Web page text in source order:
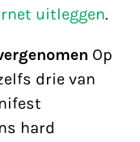
uitleggen.
Op
drie van
hard